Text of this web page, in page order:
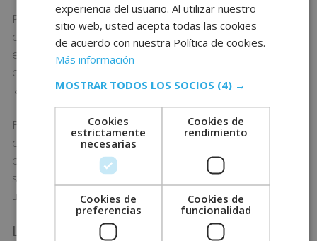
Para las bases de cotización por contingencias
comunes, calcularemos el salario más las horas
extraordinarias. A partir de ahí, se aplicará el
correspondiente tipo porcentual. El cálculo de
la retención por IRPF sigue una mecánica similar.
Es importante recordar que las bases de
cotización pueden cambiar por dos motivos. El
primero de ellos es una decisión gubernamental. La
segunda razón es un cambio en la retribución del
trabajador, que puede implicar cambios en la base.
Líquido a percibir
experiencia del usuario. Al utilizar nuestro
sitio web, usted acepta todas las cookies
de acuerdo con nuestra Política de cookies.
Más información
MOSTRAR TODOS LOS SOCIOS (4) →
Cookies
estrictamente
necesarias
Cookies de
rendimiento
Cookies de
preferencias
Cookies de
funcionalidad